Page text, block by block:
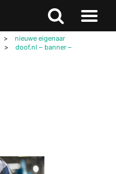
Zoeken
Naar
>
nieuwe eigenaar
>
doof.nl – banner –
Zoeken